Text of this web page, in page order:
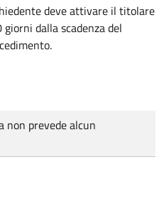
deve attivare il titolare
dalla scadenza del
non prevede alcun